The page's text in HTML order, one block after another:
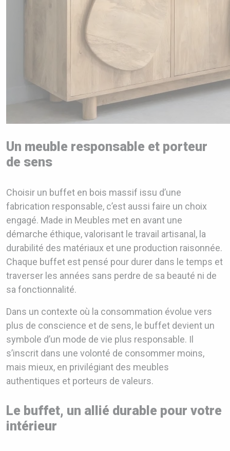
Un meuble responsable et porteur
de sens
Choisir un buffet en bois massif issu d’une
fabrication responsable, c’est aussi faire un choix
engagé. Made in Meubles met en avant une
démarche éthique, valorisant le travail artisanal, la
durabilité des matériaux et une production raisonnée.
Chaque buffet est pensé pour durer dans le temps et
traverser les années sans perdre de sa beauté ni de
sa fonctionnalité.
Dans un contexte où la consommation évolue vers
plus de conscience et de sens, le buffet devient un
symbole d’un mode de vie plus responsable. Il
s’inscrit dans une volonté de consommer moins,
mais mieux, en privilégiant des meubles
authentiques et porteurs de valeurs.
Le buffet, un allié durable pour votre
intérieur